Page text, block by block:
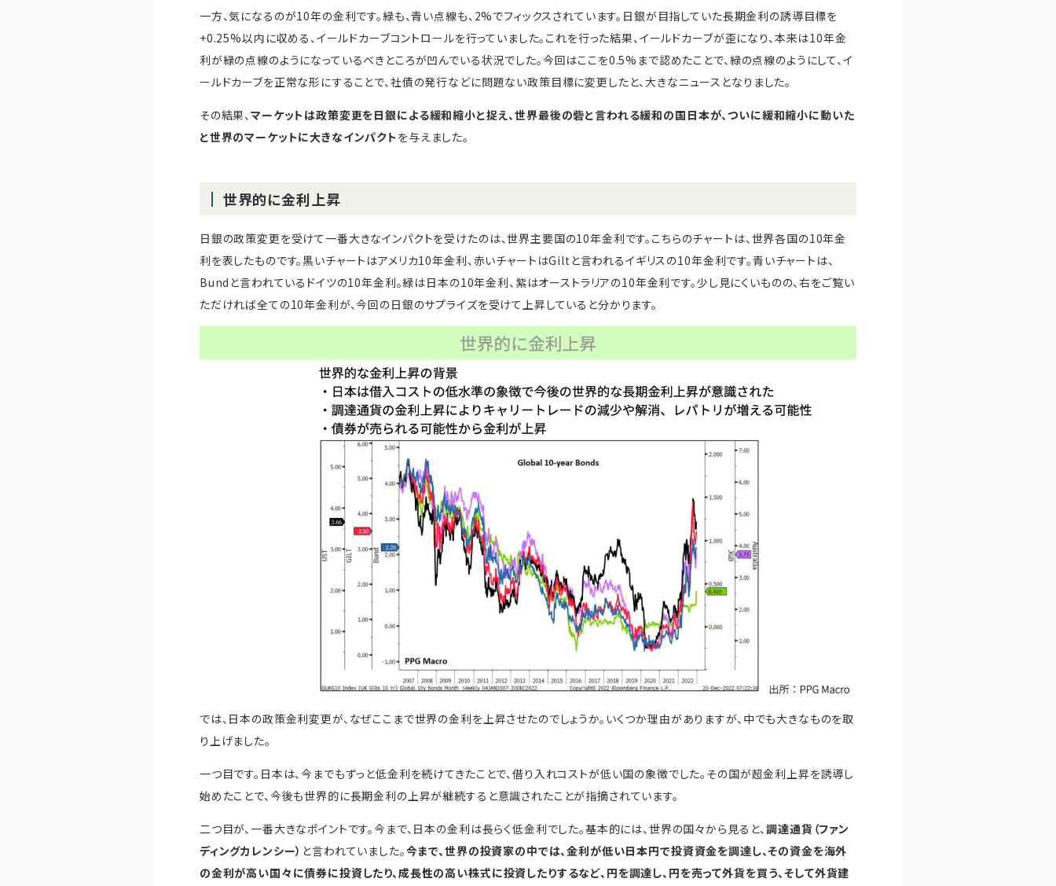
一方、気になるのが10年の金利です。緑も、青い点線も、2%でフィックスされています。日銀が目指していた長期金利の誘導目標を
+0.25%以内に収める、イールドカーブコントロールを行っていました。これを行った結果、イールドカーブが歪になり、本来は10年金
利が緑の点線のようになっているべきところが凹んでいる状況でした。今回はここを0.5%まで認めたことで、緑の点線のようにして、イ
ールドカーブを正常な形にすることで、社債の発行などに問題ない政策目標に変更したと、大きなニュースとなりました。
その結果、マーケットは政策変更を日銀による緩和縮小と捉え、世界最後の砦と言われる緩和の国日本が、ついに緩和縮小に動いた
と世界のマーケットに大きなインパクトを与えました。
世界的に金利上昇
日銀の政策変更を受けて一番大きなインパクトを受けたのは、世界主要国の10年金利です。こちらのチャートは、世界各国の10年金
利を表したものです。黒いチャートはアメリカ10年金利、赤いチャートはGiltと言われるイギリスの10年金利です。青いチャートは、
Bundと言われているドイツの10年金利。緑は日本の10年金利、紫はオーストラリアの10年金利です。少し見にくいものの、右をご覧い
ただければ全ての10年金利が、今回の日銀のサプライズを受けて上昇していると分かります。
では、日本の政策金利変更が、なぜここまで世界の金利を上昇させたのでしょうか。いくつか理由がありますが、中でも大きなものを取
り上げました。
一つ目です。日本は、今までもずっと低金利を続けてきたことで、借り入れコストが低い国の象徴でした。その国が超金利上昇を誘導し
始めたことで、今後も世界的に長期金利の上昇が継続すると意識されたことが指摘されています。
二つ目が、一番大きなポイントです。今まで、日本の金利は長らく低金利でした。基本的には、世界の国々から見ると、調達通貨（ファン
ディングカレンシー） と言われていました。今まで、世界の投資家の中では、金利が低い日本円で投資資金を調達し、その資金を海外
の金利が高い国々に債券に投資したり、成長性の高い株式に投資したりするなど、円を調達し、円を売って外貨を買う、そして外貨建